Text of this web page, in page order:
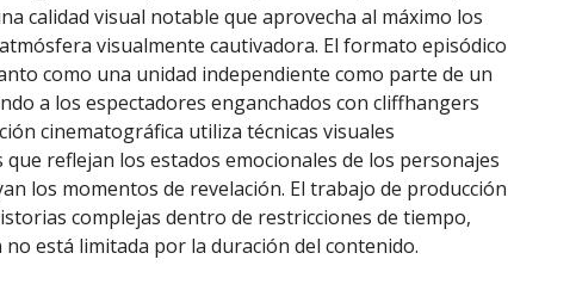
calidad visual notable que aprovecha al máximo los
visualmente cautivadora. El formato episódico
como una unidad independiente como parte de un
a los espectadores enganchados con cliffhangers
cinematográfica utiliza técnicas visuales
reflejan los estados emocionales de los personajes
los momentos de revelación. El trabajo de producción
complejas dentro de restricciones de tiempo,
está limitada por la duración del contenido.